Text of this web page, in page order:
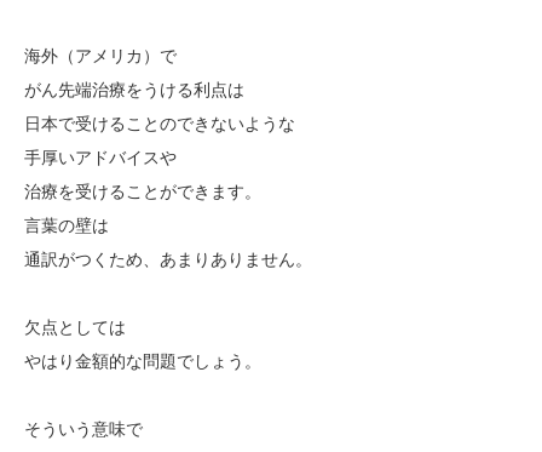
海外（アメリカ）で
がん先端治療をうける利点は
日本で受けることのできないような
手厚いアドバイスや
治療を受けることができます。
言葉の壁は
通訳がつくため、あまりありません。
欠点としては
やはり金額的な問題でしょう。
そういう意味で